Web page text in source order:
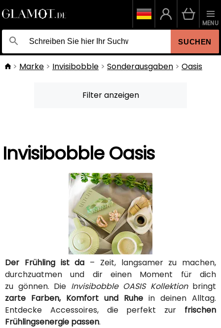
SUCHEN
MENU
Marke Invisibobble Sonderausgaben Oasis
Filter anzeigen
Invisibobble Oasis
Der Frühling ist da – Zeit, langsamer zu machen,
durchzuatmen und dir einen Moment für dich
zu gönnen. Die Invisibobble OASIS Kollektionbringt
zarte Farben, Komfort und Ruhe in deinen Alltag.
Entdecke Accessoires, die perfekt zur frischen
Frühlingsenergie passen.